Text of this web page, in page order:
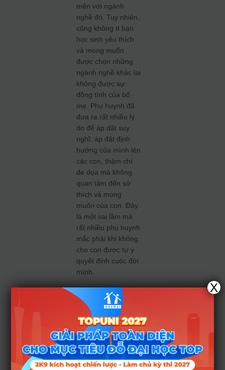
mến với ngành
nghề đó. Tuy nhiên,
cũng không ít bạn
học sinh yêu thích
và mong muốn
được chọn những
ngành nghề khác lại
không được sự
đồng tình của bố
mẹ. Phụ huynh đã
đưa ra rất nhiều lý
do để áp đặt suy
nghĩ, áp đặt định
hướng của mình lên
các con, thậm chí
đe dọa mà không
quan tâm đến sở
thích và mong
muốn của con. Đây
là một sai lầm mà
rất nhiều phụ huynh
mắc phải khi không
cho con được tự ý
quyết định cuộc đời
mình.
Kỳ vọng
quá
nhiều so
với năng
lực của
X